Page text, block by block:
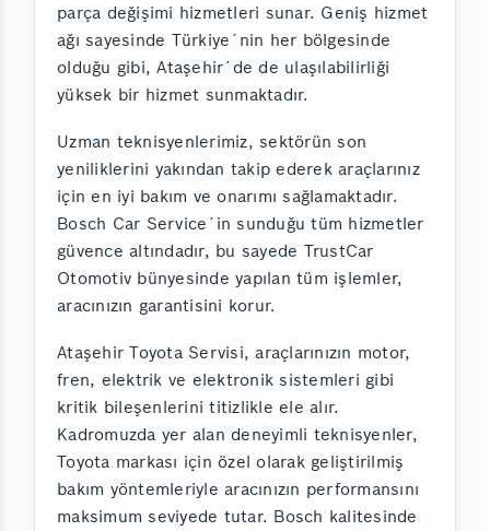
parça değişimi hizmetleri sunar. Geniş hizmet
ağı sayesinde Türkiye´nin her bölgesinde
olduğu gibi, Ataşehir´de de ulaşılabilirliği
yüksek bir hizmet sunmaktadır.
Uzman teknisyenlerimiz, sektörün son
yeniliklerini yakından takip ederek araçlarınız
için en iyi bakım ve onarımı sağlamaktadır.
Bosch Car Service´in sunduğu tüm hizmetler
güvence altındadır, bu sayede TrustCar
Otomotiv bünyesinde yapılan tüm işlemler,
aracınızın garantisini korur.
Ataşehir Toyota Servisi, araçlarınızın motor,
fren, elektrik ve elektronik sistemleri gibi
kritik bileşenlerini titizlikle ele alır.
Kadromuzda yer alan deneyimli teknisyenler,
Toyota markası için özel olarak geliştirilmiş
bakım yöntemleriyle aracınızın performansını
maksimum seviyede tutar. Bosch kalitesinde